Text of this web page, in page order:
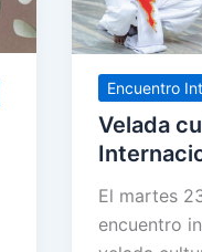
Encuentro
Velada
El martes
encuentro